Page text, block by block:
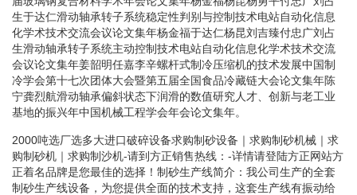
生于达仁滑动轴承转子系统稳定性判别与控制技术电站自动化信息
化学术技术交流会议论文集年杨金福于达仁杨昆刘吉臻付忠广刘占
生滑动轴承转子系统主动控制技术电站自动化信息化学术技术交流
会议论文集年姜韶明任嘉李辛螺杆式制冷压缩机的技术发展中国制
冷学会第十七次团体大会暨第五届全国食品冷藏链大会论文集年陈
宁龚烈航滑动轴承偏斜状态下润滑的数值研究人才、创新与老工业
基地的振兴年中国机械工程学会年会论文集年。
2000吨选厂选多大进口破碎设备求购制砂设备｜求购制砂机械｜求
购制砂机｜求购制沙机-请到方正销售热线：-详情请登陆方正网站方
正着名品牌是您最佳的选择！制砂生产线简介：我公司生产的全套
制砂生产线设备，为您提供全面的技术支持，这套生产线有振动给